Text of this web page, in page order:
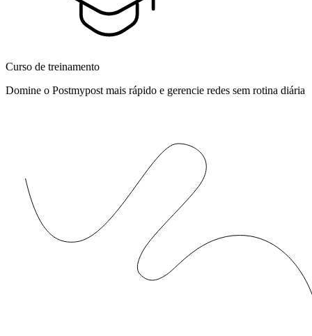
Curso de treinamento
Domine o Postmypost mais rápido e gerencie redes sem rotina diária